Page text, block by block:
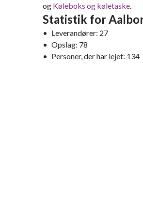
og Køleboks og køletaske
Statistik for
• Leverandører: 27
• Opslag: 78
• Personer, der har lejet: 134